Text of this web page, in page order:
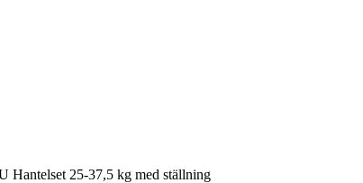
Hantelset 25-37,5 kg med ställning